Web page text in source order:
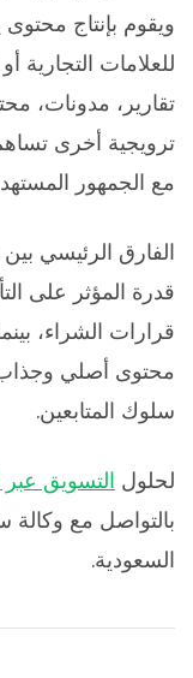
ويقوم بإنتاج
للعلامات التجارية
تقارير، مدونات،
ترويجية أخرى
مع الجمهور
الفارق الرئيسي
قدرة المؤثر على
قرارات الشراء،
محتوى أصلي وجذاب
سلوك المتابعين.
لحلول التسويق
بالتواصل مع
السعودية.